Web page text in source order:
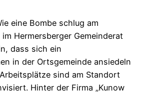
eine Bombe schlug am
Hermersberger Gemeinderat
dass sich ein
in der Ortsgemeinde ansiedeln
sind am Standort
Hinter der Firma „Kunow